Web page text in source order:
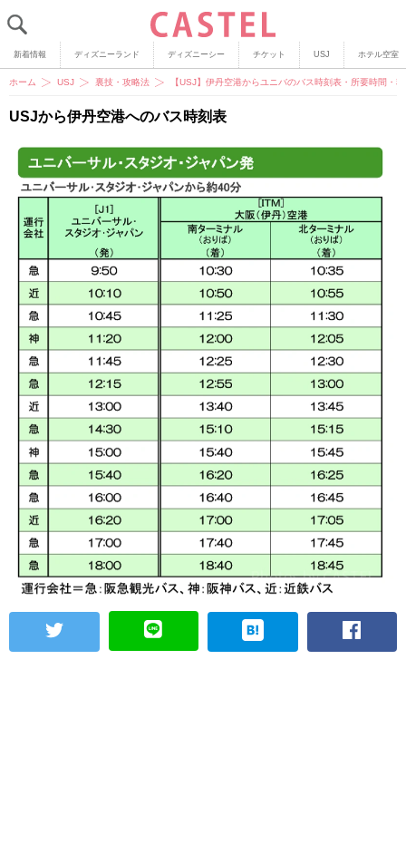
新着情報 ディズニーランド ディズニーシー チケット USJ ホテル空室
ホーム USJ 裏技・攻略法 【USJ】伊丹空港からユニバのバス時刻表・所要時間・
USJから伊丹空港へのバス時刻表